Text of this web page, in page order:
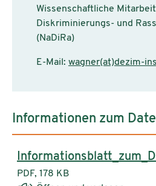
Wissenschaftliche
Diskriminierungs- und
(NaDiRa)
E-Mail: wagner(at)dezim-
Informationen zum
PDF, 178 KB